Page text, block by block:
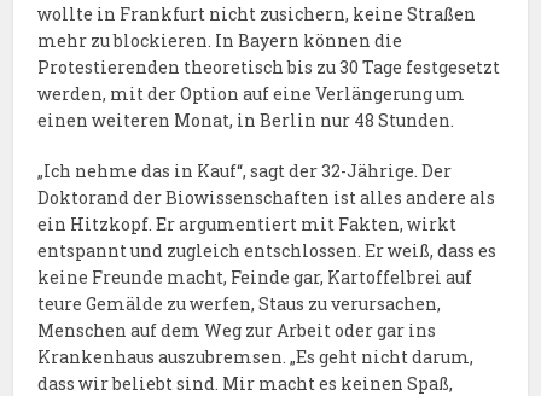
wollte in Frankfurt nicht zusichern, keine Straßen
mehr zu blockieren. In Bayern können die
Protestierenden theoretisch bis zu 30 Tage festgesetzt
werden, mit der Option auf eine Verlängerung um
einen weiteren Monat, in Berlin nur 48 Stunden.
„Ich nehme das in Kauf“, sagt der 32-Jährige. Der
Doktorand der Biowissenschaften ist alles andere als
ein Hitzkopf. Er argumentiert mit Fakten, wirkt
entspannt und zugleich entschlossen. Er weiß, dass es
keine Freunde macht, Feinde gar, Kartoffelbrei auf
teure Gemälde zu werfen, Staus zu verursachen,
Menschen auf dem Weg zur Arbeit oder gar ins
Krankenhaus auszubremsen. „Es geht nicht darum,
dass wir beliebt sind. Mir macht es keinen Spaß,